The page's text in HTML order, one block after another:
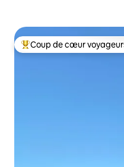
Coups de cœur voyageurs
Coup de cœur